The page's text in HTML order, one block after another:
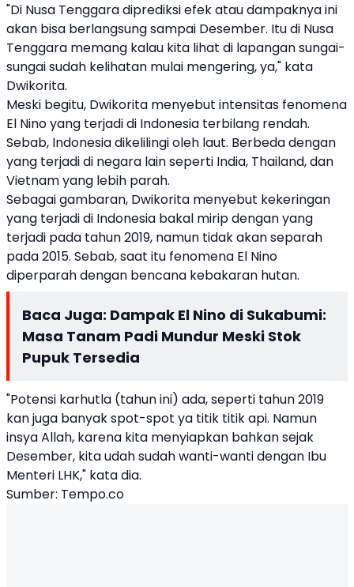
"Di Nusa Tenggara diprediksi efek atau dampaknya ini
akan bisa berlangsung sampai Desember. Itu di Nusa
Tenggara memang kalau kita lihat di lapangan sungai-
sungai sudah kelihatan mulai mengering, ya," kata
Dwikorita.
Meski begitu, Dwikorita menyebut intensitas fenomena
El Nino yang terjadi di Indonesia terbilang rendah.
Sebab, Indonesia dikelilingi oleh laut. Berbeda dengan
yang terjadi di negara lain seperti India, Thailand, dan
Vietnam yang lebih parah.
Sebagai gambaran, Dwikorita menyebut kekeringan
yang terjadi di Indonesia bakal mirip dengan yang
terjadi pada tahun 2019, namun tidak akan separah
pada 2015. Sebab, saat itu fenomena El Nino
diperparah dengan bencana kebakaran hutan.
Baca Juga: Dampak El Nino di Sukabumi:
Masa Tanam Padi Mundur Meski Stok
Pupuk Tersedia
"Potensi karhutla (tahun ini) ada, seperti tahun 2019
kan juga banyak spot-spot ya titik titik api. Namun
insya Allah, karena kita menyiapkan bahkan sejak
Desember, kita udah sudah wanti-wanti dengan Ibu
Menteri LHK," kata dia.
Sumber: Tempo.co